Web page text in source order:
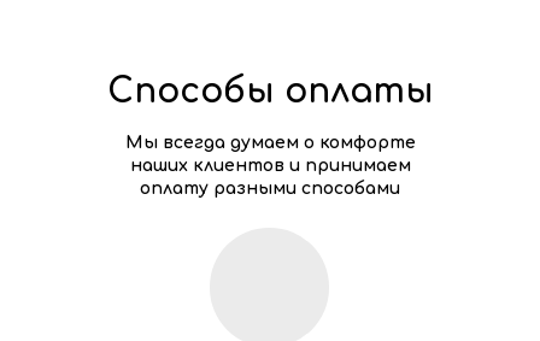
Способы оплаты
Мы всегда думаем о комфорте
наших клиентов и принимаем
оплату разными способами